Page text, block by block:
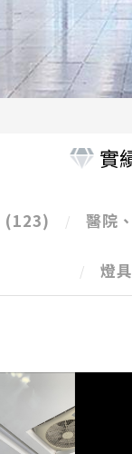
實
(123) 醫院
燈